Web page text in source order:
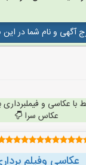
آگهی و نام شما در
با عکاسی و
عکاس سرا
عکاسی وفیلم